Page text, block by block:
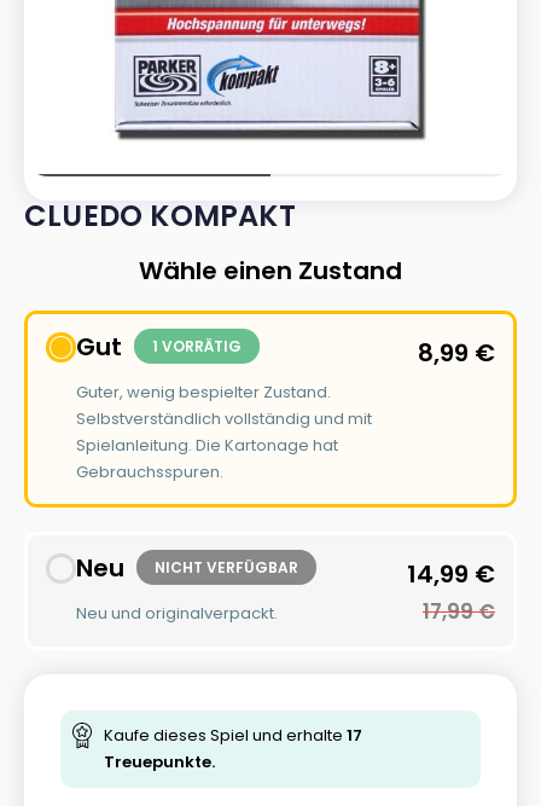
CLUEDO KOMPAKT
Wähle einen Zustand
Gut 1 VORRÄTIG
Guter, wenig bespielter Zustand.
Selbstverständlich vollständig und mit
Spielanleitung. Die Kartonage hat
Gebrauchsspuren.
8,99 €
Neu NICHT VERFÜGBAR
Neu und originalverpackt.
14,99 €
17,99€
Kaufe dieses Spiel und erhalte 17
Treuepunkte.